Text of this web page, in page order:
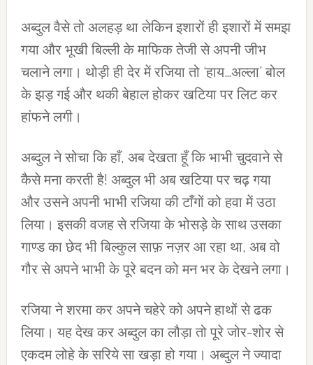
अब्दुल वैसे तो अलहड़ था लेकिन इशारों ही इशारों में समझ
गया और भूखी बिल्ली के माफिक तेजी से अपनी जीभ
चलाने लगा। थोड़ी ही देर में रजिया तो ‘हाय…अल्ला’ बोल
के झड़ गई और थकी बेहाल होकर खटिया पर लिट कर
हांफने लगी।
अब्दुल ने सोचा कि हाँ, अब देखता हूँ कि भाभी चुदवाने से
कैसे मना करती है! अब्दुल भी अब खटिया पर चढ़ गया
और उसने अपनी भाभी रजिया की टाँगों को हवा में उठा
लिया। इसकी वजह से रजिया के भोसड़े के साथ उसका
गाण्ड का छेद भी बिल्कुल साफ़ नज़र आ रहा था, अब वो
गौर से अपने भाभी के पूरे बदन को मन भर के देखने लगा।
रजिया ने शरमा कर अपने चहेरे को अपने हाथों से ढक
लिया। यह देख कर अब्दुल का लौड़ा तो पूरे जोर-शोर से
एकदम लोहे के सरिये सा खड़ा हो गया। अब्दुल ने ज्यादा